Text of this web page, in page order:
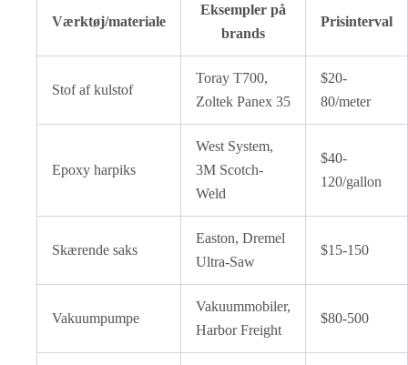
Værktøj/materiale
Eksempler på
brands
Prisinterval
Stof af kulstof
Toray T700,
Zoltek Panex 35
$20-
80/meter
Epoxy harpiks
West System,
3M Scotch-
Weld
$40-
120/gallon
Skærende saks
Easton, Dremel
Ultra-Saw
$15-150
Vakuumpumpe
Vakuummobiler,
Harbor Freight
$80-500